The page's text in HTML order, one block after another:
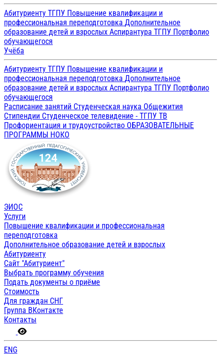
Абитуриенту ТГПУ Повышение квалификации и
профессиональная переподготовка Дополнительное
образование детей и взрослых Аспирантура ТГПУ Портфолио
обучающегося
Учёба
Абитуриенту ТГПУ Повышение квалификации и
профессиональная переподготовка Дополнительное
образование детей и взрослых Аспирантура ТГПУ Портфолио
обучающегося
Расписание занятий Студенческая наука Общежития
Стипендии Студенческое телевидение - ТГПУ ТВ
Профориентация и трудоустройство ОБРАЗОВАТЕЛЬНЫЕ
ПРОГРАММЫ НОКО
ЭИОС
Услуги
Повышение квалификации и профессиональная
переподготовка
Дополнительное образование детей и взрослых
Абитуриенту
Сайт "Абитуриент"
Выбрать программу обучения
Подать документы о приёме
Стоимость
Для граждан СНГ
Группа ВКонтакте
Контакты
ENG